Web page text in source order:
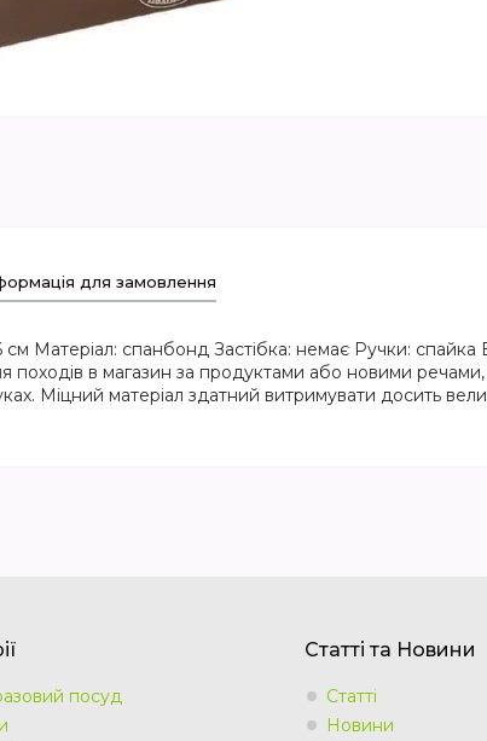
для замовлення
Матеріал: спанбонд Застібка: немає Ручки: спайка
походів в магазин за продуктами або новими
Міцний матеріал здатний витримувати досить
посуд
Статті та Новини
Статті
Новини